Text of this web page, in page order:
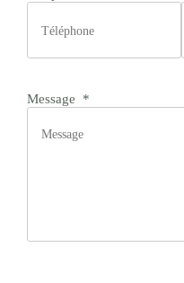
Message *